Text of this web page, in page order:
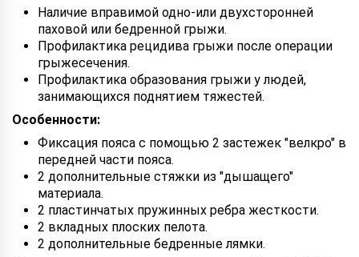
Наличие вправимой одно-или двухсторонней
паховой или бедренной грыжи.
Профилактика рецидива грыжи после операции
грыжесечения.
Профилактика образования грыжи у людей,
занимающихся поднятием тяжестей.
Особенности:
Фиксация пояса с помощью 2 застежек "велкро" в
передней части пояса.
2 дополнительные стяжки из "дышащего"
материала.
2 пластинчатых пружинных ребра жесткости.
2 вкладных плоских пелота.
2 дополнительные бедренные лямки.